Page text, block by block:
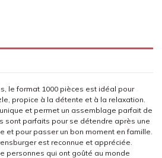
le format 1000 pièces est idéal pour
propice à la détente et à la relaxation.
et permet un assemblage parfait de
sont parfaits pour se détendre après une
et pour passer un bon moment en famille.
est reconnue et appréciée.
personnes qui ont goûté au monde